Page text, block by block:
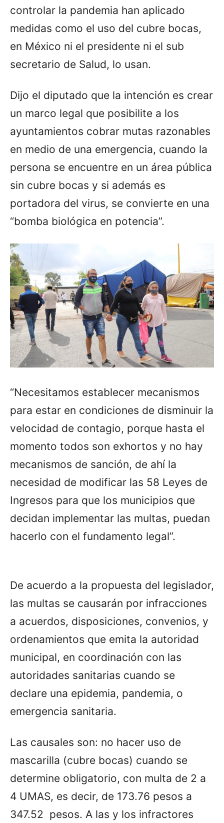
controlar la pandemia han aplicado
medidas como el uso del cubre bocas,
en México ni el presidente ni el sub
secretario de Salud, lo usan.
Dijo el diputado que la intención es crear
un marco legal que posibilite a los
ayuntamientos cobrar mutas razonables
en medio de una emergencia, cuando la
persona se encuentre en un área pública
sin cubre bocas y si además es
portadora del virus, se convierte en una
“bomba biológica en potencia”.
“Necesitamos establecer mecanismos
para estar en condiciones de disminuir la
velocidad de contagio, porque hasta el
momento todos son exhortos y no hay
mecanismos de sanción, de ahí la
necesidad de modificar las 58 Leyes de
Ingresos para que los municipios que
decidan implementar las multas, puedan
hacerlo con el fundamento legal”.
De acuerdo a la propuesta del legislador,
las multas se causarán por infracciones
a acuerdos, disposiciones, convenios, y
ordenamientos que emita la autoridad
municipal, en coordinación con las
autoridades sanitarias cuando se
declare una epidemia, pandemia, o
emergencia sanitaria.
Las causales son: no hacer uso de
mascarilla (cubre bocas) cuando se
determine obligatorio, con multa de 2 a
4 UMAS, es decir, de 173.76 pesos a
347.52 pesos. A las y los infractores